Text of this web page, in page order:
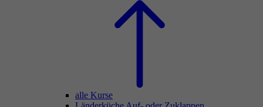
alle Kurse